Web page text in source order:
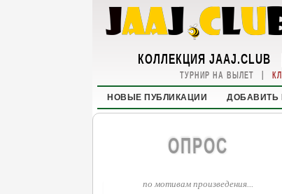
КОЛЛЕКЦИЯ JAAJ.CLUB
ТУРНИР НА ВЫЛЕТ |
НОВЫЕ ПУБЛИКАЦИИ ДОБАВИТЬ
ОПРОС
по мотивам произведения...